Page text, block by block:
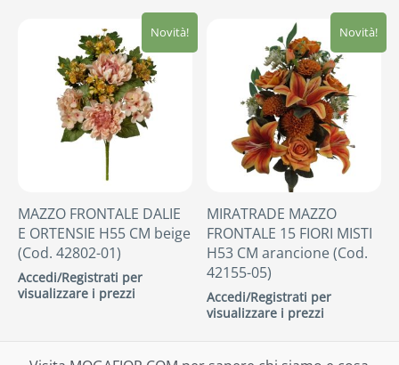
Novità!
MIRATRADE MAZZO
FRONTALE 15 FIORI MISTI
H53 CM arancione (Cod.
42155-05)
Accedi/Registrati per
visualizzare i prezzi
Novità!
MAZZO FRONTALE DALIE
E ORTENSIE H55 CM beige
(Cod. 42802-01)
Accedi/Registrati per
visualizzare i prezzi